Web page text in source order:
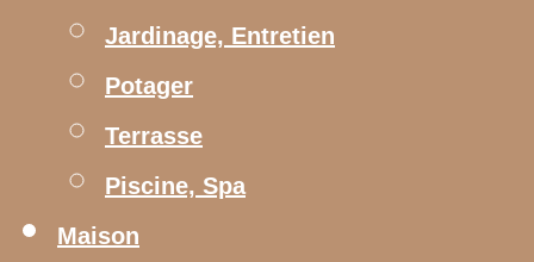
Jardinage, Entretien
Potager
Terrasse
Piscine, Spa
Maison